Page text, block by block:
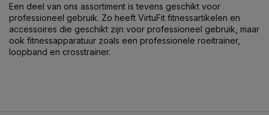
Een deel van ons assortiment is tevens geschikt voor
professioneel gebruik. Zo heeft VirtuFit fitnessartikelen en
accessoires die geschikt zijn voor professioneel gebruik, maar
ook fitnessapparatuur zoals een professionele roeitrainer,
loopband en crosstrainer.